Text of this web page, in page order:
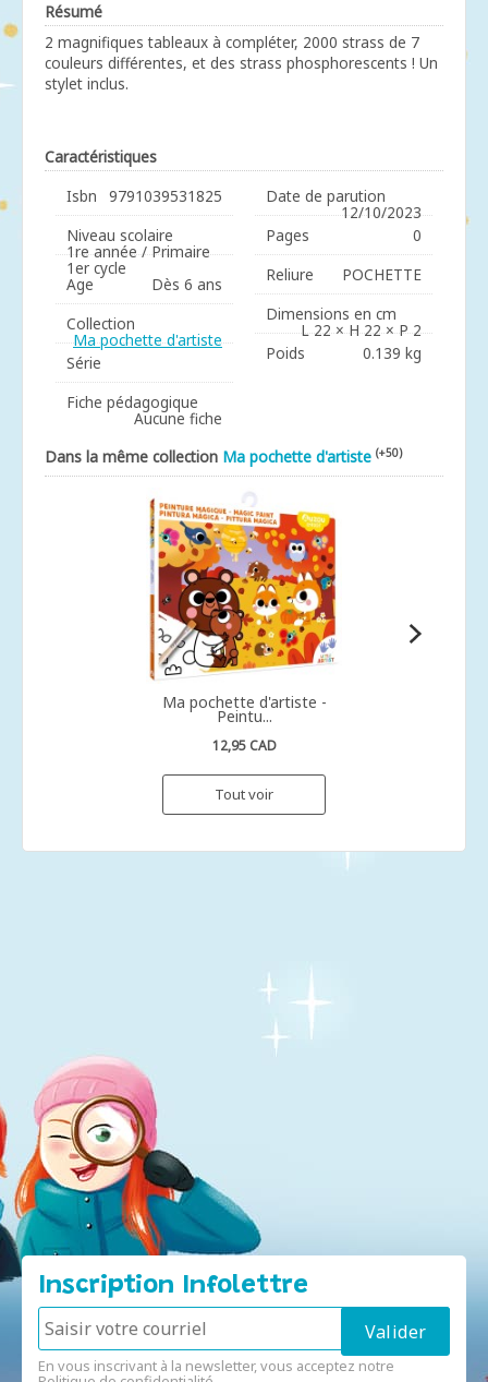
Résumé
2 magnifiques tableaux à compléter, 2000 strass de 7
couleurs différentes, et des strass phosphorescents ! Un
stylet inclus.
Caractéristiques
Isbn
9791039531825
Niveau scolaire
1re année / Primaire
1er cycle
Age
Dès 6 ans
Collection
Ma pochette d'artiste
Série
Fiche pédagogique
Aucune fiche
Date de parution
12/10/2023
Pages
0
Reliure
POCHETTE
Dimensions en cm
L 22 × H 22 × P 2
Poids
0.139 kg
Dans la même collection Ma pochette d'artiste (+50)
Ma pochette d'artiste -
Peintu...
12,95 CAD
Tout voir
Inscription Infolettre
En vous inscrivant à la newsletter, vous acceptez notre